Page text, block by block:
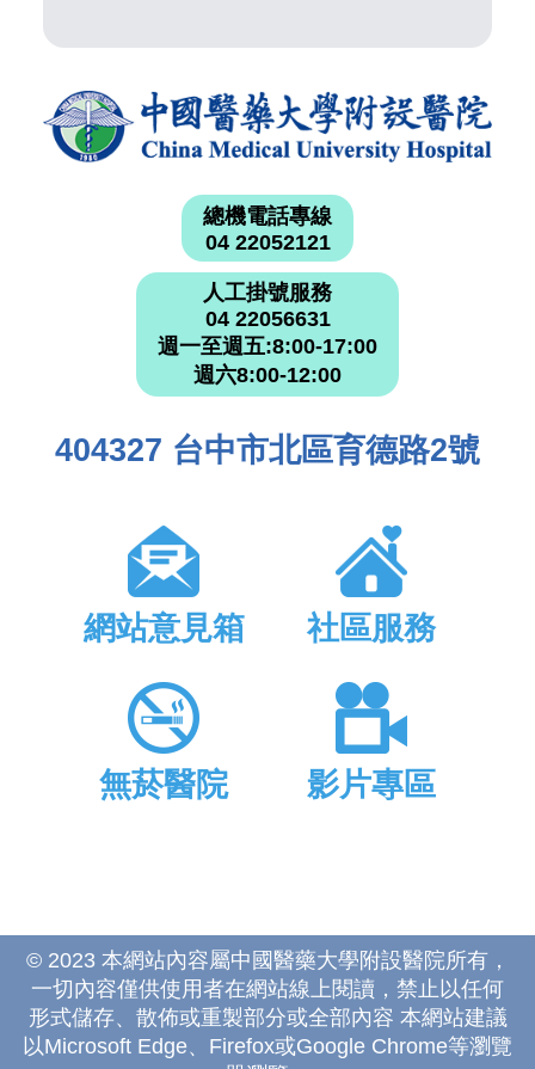
總機電話專線
04 22052121
人工掛號服務
04 22056631
週一至週五:8:00-17:00
週六8:00-12:00
404327 台中市北區育德路2號
網站意見箱 社區服務
無菸醫院 影片專區
© 2023 本網站內容屬中國醫藥大學附設醫院所有，
一切內容僅供使用者在網站線上閱讀，禁止以任何
形式儲存、散佈或重製部分或全部內容 本網站建議
以Microsoft Edge、Firefox或Google Chrome等瀏覽